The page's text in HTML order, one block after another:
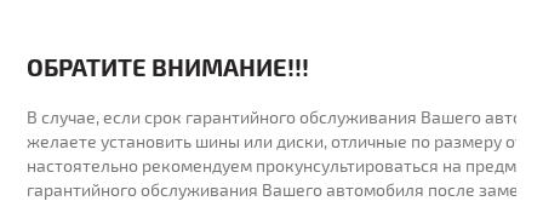
ОБРАТИТЕ ВНИМАНИЕ!!!
В случае, если срок гарантийного обслуживания Вашего
желаете установить шины или диски, отличные по размеру от
настоятельно рекомендуем прокунсультироваться на предмет
гарантийного обслуживания Вашего автомобиля после